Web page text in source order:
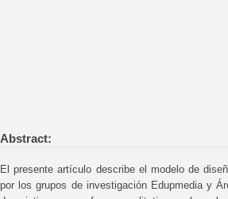
Abstract:
El presente artículo describe el modelo de
por los grupos de investigación Edupmedia y